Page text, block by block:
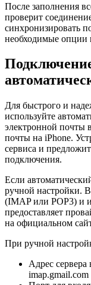
После заполнения
проверит
синхронизировать
необходимые опции
Для быстрого и
используйте
электронной почты
почты на iPhone.
сервиса и
подключения.
Если
ручной настройки.
(IMAP или POP3) и
предоставляет
на официальном
При ручной
Адрес